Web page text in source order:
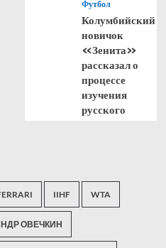
Футбол
Колумбийский
новичок
«Зенита»
рассказал о
процессе
изучения
русского
IIHF WTA
ОВЕЧКИН